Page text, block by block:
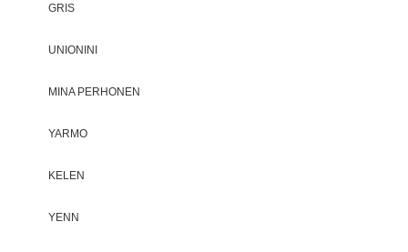
GRIS
UNIONINI
MINA PERHONEN
YARMO
KELEN
YENN